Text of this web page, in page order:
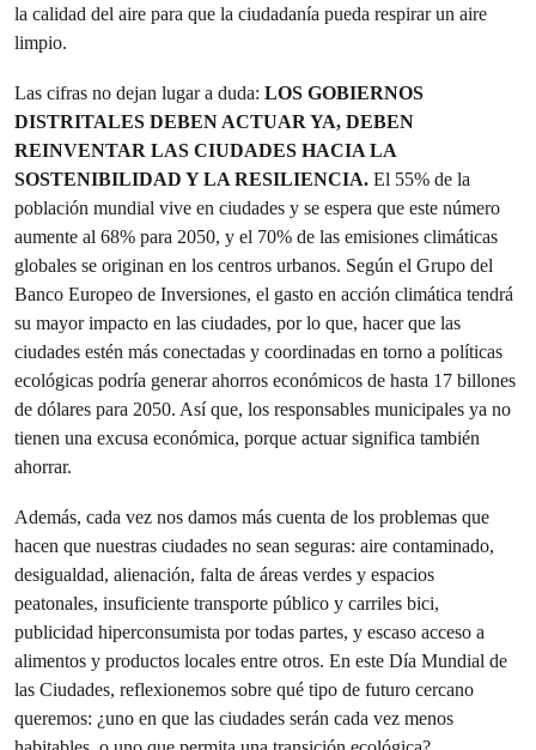
la calidad del aire para que la ciudadanía pueda respirar un aire
limpio.
Las cifras no dejan lugar a duda: LOS GOBIERNOS
DISTRITALES DEBEN ACTUAR YA, DEBEN
REINVENTAR LAS CIUDADES HACIA LA
SOSTENIBILIDAD Y LA RESILIENCIA. El 55% de la
población mundial vive en ciudades y se espera que este número
aumente al 68% para 2050, y el 70% de las emisiones climáticas
globales se originan en los centros urbanos. Según el Grupo del
Banco Europeo de Inversiones, el gasto en acción climática tendrá
su mayor impacto en las ciudades, por lo que, hacer que las
ciudades estén más conectadas y coordinadas en torno a políticas
ecológicas podría generar ahorros económicos de hasta 17 billones
de dólares para 2050. Así que, los responsables municipales ya no
tienen una excusa económica, porque actuar significa también
ahorrar.
Además, cada vez nos damos más cuenta de los problemas que
hacen que nuestras ciudades no sean seguras: aire contaminado,
desigualdad, alienación, falta de áreas verdes y espacios
peatonales, insuficiente transporte público y carriles bici,
publicidad hiperconsumista por todas partes, y escaso acceso a
alimentos y productos locales entre otros. En este Día Mundial de
las Ciudades, reflexionemos sobre qué tipo de futuro cercano
queremos: ¿uno en que las ciudades serán cada vez menos